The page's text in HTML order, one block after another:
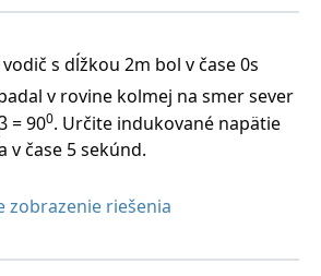
s dĺžkou 2m bol v čase 0s
v rovine kolmej na smer sever
= 900. Určite indukované napätie
v čase 5 sekúnd.
zobrazenie riešenia